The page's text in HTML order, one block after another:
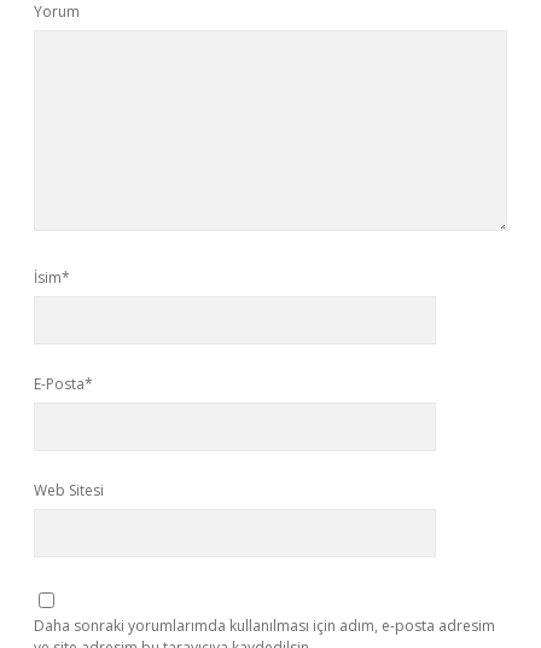
Yorum
İsim*
E-Posta*
Web Sitesi
Daha sonraki yorumlarımda kullanılması için adım, e-posta adresim